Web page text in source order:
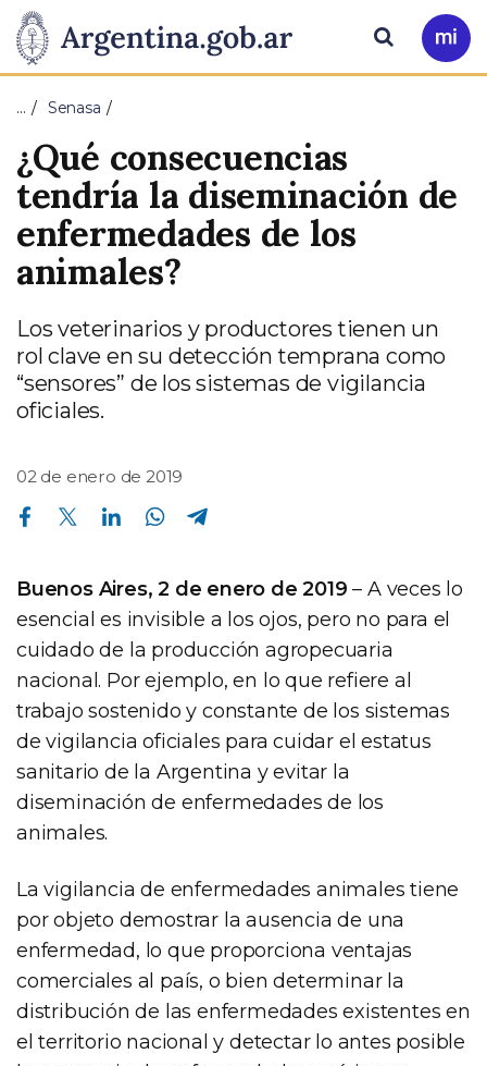
Presidencia
de
Nación
Pasar al contenido principal
Ir
a
Buscar
… Senasa
¿Qué consecuencias
tendría la diseminación de
enfermedades de los
animales?
Los veterinarios y productores tienen un
rol clave en su detección temprana como
“sensores” de los sistemas de vigilancia
oficiales.
02 de enero de 2019
Compartir en Facebook Compartir en Twitter Compartir en Linkedin Compartir en Whatsapp
Buenos Aires, 2 de enero de 2019 – A veces lo
esencial es invisible a los ojos, pero no para el
cuidado de la producción agropecuaria
nacional. Por ejemplo, en lo que refiere al
trabajo sostenido y constante de los sistemas
de vigilancia oficiales para cuidar el estatus
sanitario de la Argentina y evitar la
diseminación de enfermedades de los
animales.
La vigilancia de enfermedades animales tiene
por objeto demostrar la ausencia de una
enfermedad, lo que proporciona ventajas
comerciales al país, o bien determinar la
distribución de las enfermedades existentes en
el territorio nacional y detectar lo antes posible